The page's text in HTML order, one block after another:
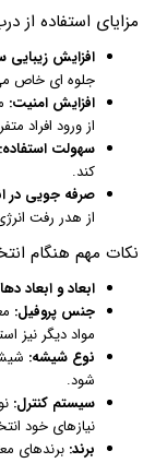
مزایای استفاده از
افزایش زیبایی
جلوه ای خاص
افزایش امنیت:
از ورود افراد
سهولت استفاده:
کند.
صرفه جویی در
از هدر رفت
نکات مهم هنگام
ابعاد و ابعاد
جنس پروفیل:
مواد دیگر نیز
نوع شیشه:
شود.
سیستم کنترل:
نیازهای خود
برند: برندهای